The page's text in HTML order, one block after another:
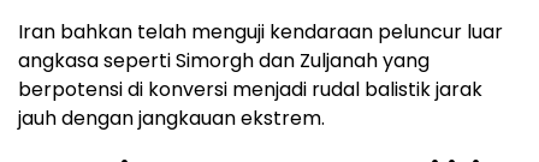
Iran bahkan telah menguji kendaraan peluncur luar
angkasa seperti Simorgh dan Zuljanah yang
berpotensi di konversi menjadi rudal balistik jarak
jauh dengan jangkauan ekstrem.